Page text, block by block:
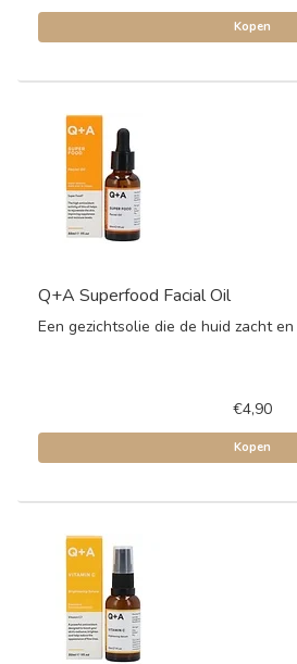
Kopen
Q+A Superfood Facial Oil
Een gezichtsolie die de huid zacht
€4,90
Kopen